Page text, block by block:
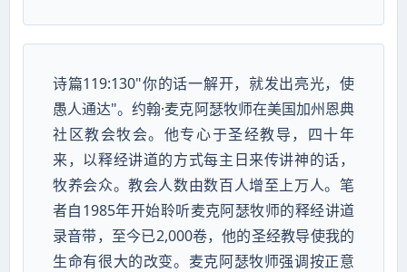
诗篇119:130"你的话一解开，就发出亮光，使
愚人通达"。约翰·麦克阿瑟牧师在美国加州恩典
社区教会牧会。他专心于圣经教导，四十年
来，以释经讲道的方式每主日来传讲神的话，
牧养会众。教会人数由数百人增至上万人。笔
者自1985年开始聆听麦克阿瑟牧师的释经讲道
录音带，至今已2,000卷，他的圣经教导使我的
生命有很大的改变。麦克阿瑟牧师强调按正意